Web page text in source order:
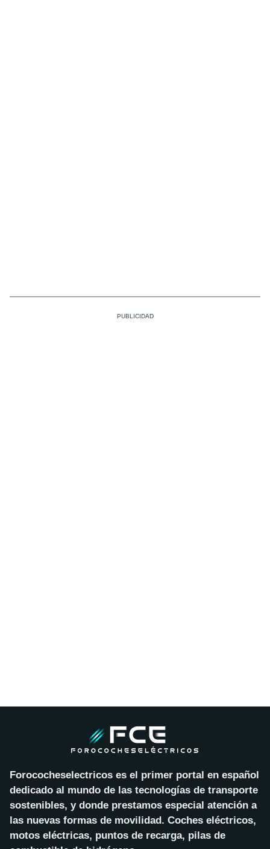
Forococheselectricos es el primer portal en español
dedicado al mundo de las tecnologías de transporte
sostenibles, y donde prestamos especial atención a
las nuevas formas de movilidad. Coches eléctricos,
motos eléctricas, puntos de recarga, pilas de